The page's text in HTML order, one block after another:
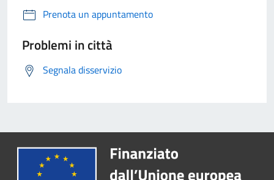
Prenota un appuntamento
Problemi in città
Segnala disservizio